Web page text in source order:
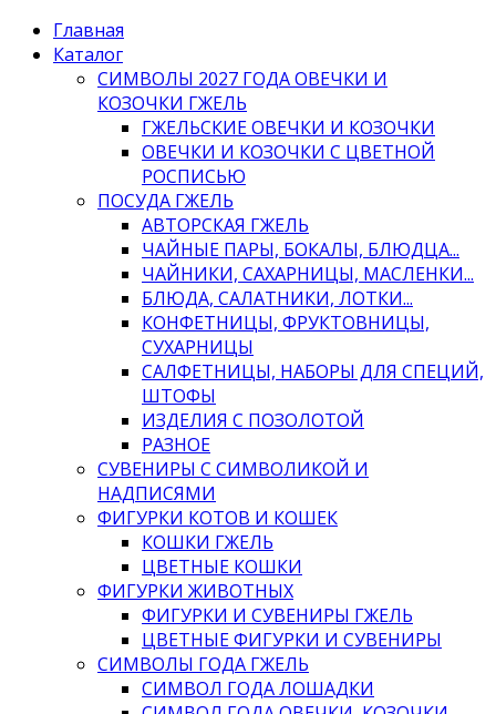
Главная
Каталог
СИМВОЛЫ 2027 ГОДА ОВЕЧКИ И
КОЗОЧКИ ГЖЕЛЬ
ГЖЕЛЬСКИЕ ОВЕЧКИ И КОЗОЧКИ
ОВЕЧКИ И КОЗОЧКИ С ЦВЕТНОЙ
РОСПИСЬЮ
ПОСУДА ГЖЕЛЬ
АВТОРСКАЯ ГЖЕЛЬ
ЧАЙНЫЕ ПАРЫ, БОКАЛЫ, БЛЮДЦА...
ЧАЙНИКИ, САХАРНИЦЫ, МАСЛЕНКИ...
БЛЮДА, САЛАТНИКИ, ЛОТКИ...
КОНФЕТНИЦЫ, ФРУКТОВНИЦЫ,
СУХАРНИЦЫ
САЛФЕТНИЦЫ, НАБОРЫ ДЛЯ СПЕЦИЙ,
ШТОФЫ
ИЗДЕЛИЯ С ПОЗОЛОТОЙ
РАЗНОЕ
СУВЕНИРЫ С СИМВОЛИКОЙ И
НАДПИСЯМИ
ФИГУРКИ КОТОВ И КОШЕК
КОШКИ ГЖЕЛЬ
ЦВЕТНЫЕ КОШКИ
ФИГУРКИ ЖИВОТНЫХ
ФИГУРКИ И СУВЕНИРЫ ГЖЕЛЬ
ЦВЕТНЫЕ ФИГУРКИ И СУВЕНИРЫ
СИМВОЛЫ ГОДА ГЖЕЛЬ
СИМВОЛ ГОДА ЛОШАДКИ